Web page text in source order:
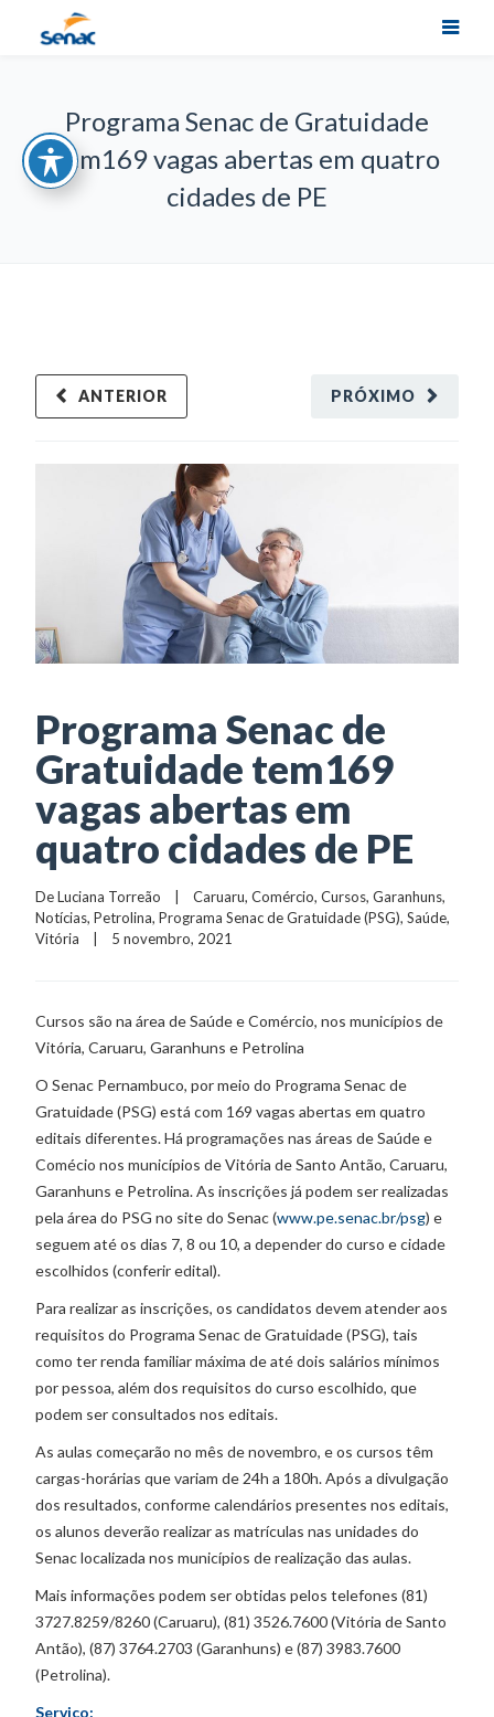
Programa Senac de Gratuidade
tem169 vagas abertas em quatro
cidades de PE
PRÓXIMO
ANTERIOR
Programa Senac de
Gratuidade tem169
vagas abertas em
quatro cidades de PE
De Luciana Torreão
    |
Caruaru, Comércio, Cursos, Garanhuns
Notícias, Petrolina, Programa Senac de Gratuidade (PSG), Saúde
Vitória
    |    5 novembro, 2021
Cursos são na área de Saúde e Comércio, nos municípios de
Vitória, Caruaru, Garanhuns e Petrolina
O Senac Pernambuco, por meio do Programa Senac de
Gratuidade (PSG) está com 169 vagas abertas em quatro
editais diferentes. Há programações nas áreas de Saúde e
Comécio nos municípios de Vitória de Santo Antão, Caruaru,
Garanhuns e Petrolina. As inscrições já podem ser realizadas
pela área do PSG no site do Senac (www.pe.senac.br/psg) e
seguem até os dias 7, 8 ou 10, a depender do curso e cidade
escolhidos (conferir edital).
Para realizar as inscrições, os candidatos devem atender aos
requisitos do Programa Senac de Gratuidade (PSG), tais
como ter renda familiar máxima de até dois salários mínimos
por pessoa, além dos requisitos do curso escolhido, que
podem ser consultados nos editais.
As aulas começarão no mês de novembro, e os cursos têm
cargas-horárias que variam de 24h a 180h. Após a divulgação
dos resultados, conforme calendários presentes nos editais,
os alunos deverão realizar as matrículas nas unidades do
Senac localizada nos municípios de realização das aulas.
Mais informações podem ser obtidas pelos telefones (81)
3727.8259/8260 (Caruaru), (81) 3526.7600 (Vitória de Santo
Antão), (87) 3764.2703 (Garanhuns) e (87) 3983.7600
(Petrolina).
Serviço: